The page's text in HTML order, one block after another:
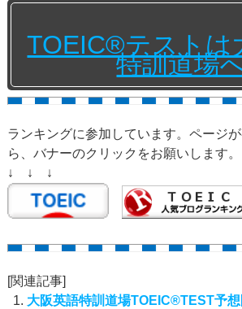
TOEIC®テストは
特訓道場
ランキングに参加しています。ページ
ら、バナーのクリックをお願いします。
↓ ↓ ↓
[関連記事]
大阪英語特訓道場TOEIC®TEST予